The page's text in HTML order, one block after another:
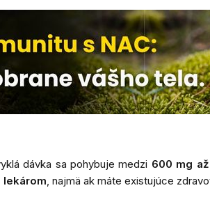
dávka sa pohybuje medzi 600 mg
lekárom , najmä ak máte existujúce